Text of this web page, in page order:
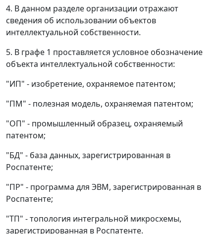
4. В данном разделе организации отражают
сведения об использовании объектов
интеллектуальной собственности.
5. В графе 1 проставляется условное обозначение
объекта интеллектуальной собственности:
"ИП" - изобретение, охраняемое патентом;
"ПМ" - полезная модель, охраняемая патентом;
"ОП" - промышленный образец, охраняемый
патентом;
"БД" - база данных, зарегистрированная в
Роспатенте;
"ПР" - программа для ЭВМ, зарегистрированная в
Роспатенте;
"ТП" - топология интегральной микросхемы,
зарегистрированная в Роспатенте.